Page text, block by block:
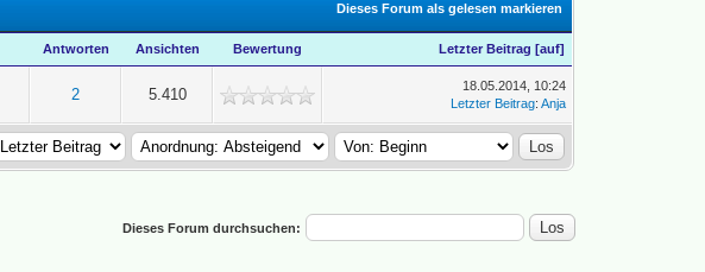
Dieses Forum als gelesen markieren
Antworten Ansichten Bewertung Letzter Beitrag [auf]
2 5.410
18.05.2014, 10:24
Letzter Beitrag:Anja
Dieses Forum durchsuchen: